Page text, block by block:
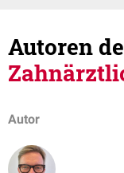
Autoren
Autor